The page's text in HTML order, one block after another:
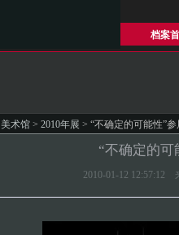
档案
美术馆 > 2010年展 > “不确定的可能性”
“不确定的可
2010-01-12 12:57:12